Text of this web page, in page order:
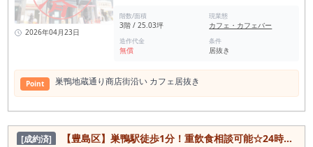
2026年04月23日
階数/面積
3階 / 25.03坪
現業態
カフェ・カフェバー
造作代金
無償
条件
居抜き
Point 巣鴨地蔵通り商店街沿い カフェ居抜き
[成約済] 【豊島区】巣鴨駅徒歩1分！重飲食相談可能☆24時間利用可能居抜き物件